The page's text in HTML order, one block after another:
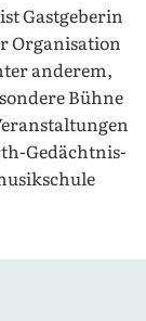
Gastgeberin
Organisation
anderem,
Bühne
Gedächtnis-